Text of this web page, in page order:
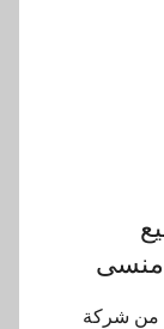
منسى
من شركة